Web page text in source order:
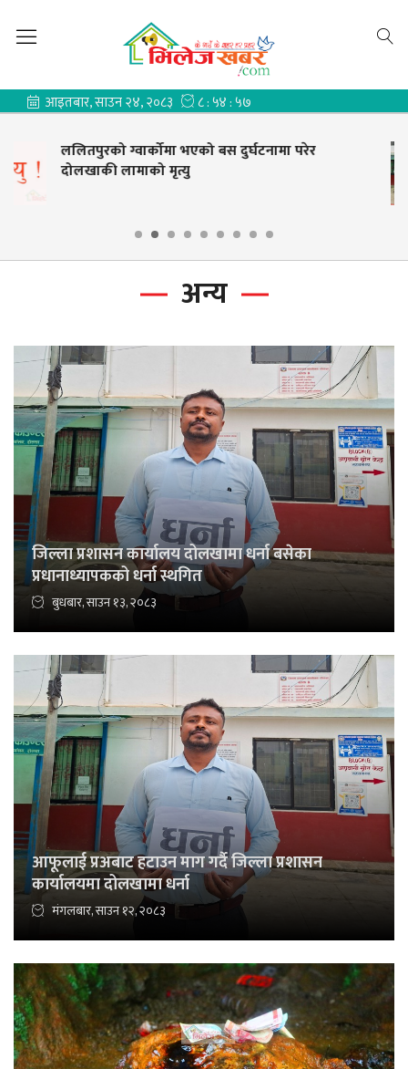
जिल्ला प्रशासन कार्यालय दोलखामा धर्ना बसेका
प्रधानाध्यापकको धर्ना स्थगित
अन्य
जिल्ला प्रशासन कार्यालय दोलखामा धर्ना बसेका
प्रधानाध्यापकको धर्ना स्थगित
बुधबार, साउन १३, २०८३
आफूलाई प्रअबाट हटाउन माग गर्दै जिल्ला प्रशासन
कार्यालयमा दोलखामा धर्ना
मंगलबार, साउन १२, २०८३